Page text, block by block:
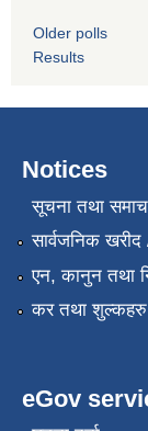
Older polls
Results
Notices
सूचना तथा
सार्वजनिक
एन, कानुन तथा
कर तथा शुल्कहरु
eGov